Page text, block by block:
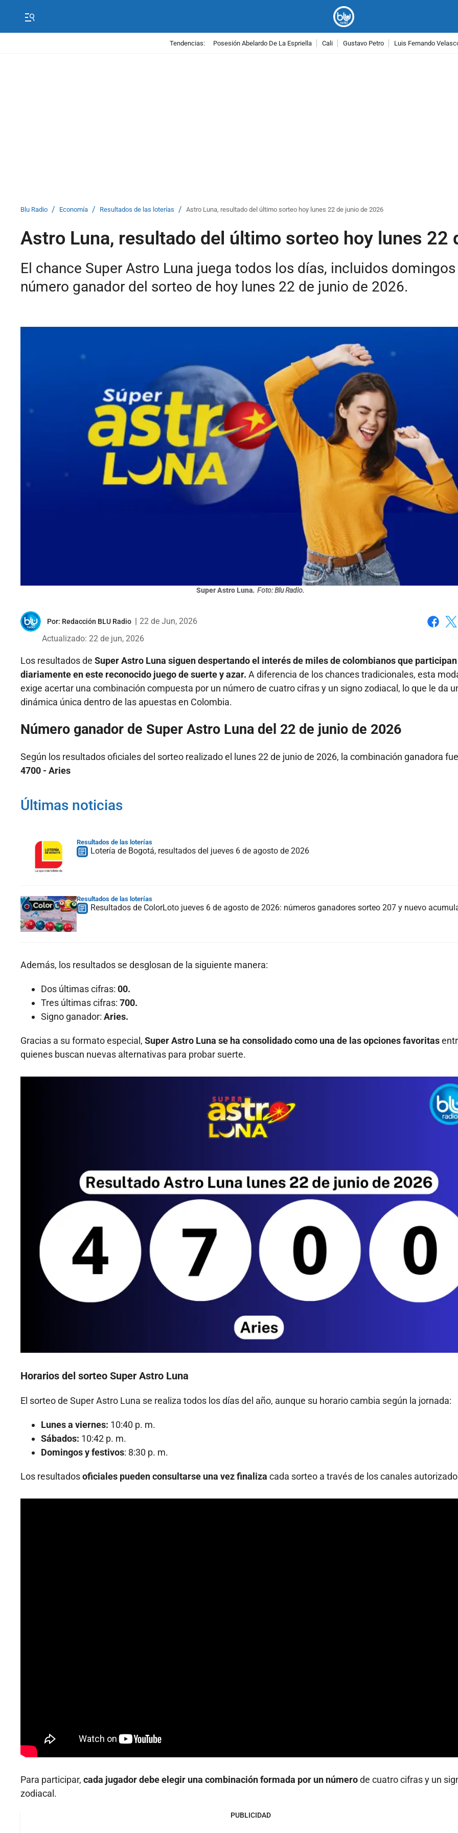
Tendencias: Posesión Abelardo De La Espriella Cali Gustavo Petro Luis Fernando
Blu Radio / Economía / Resultados de las loterías / Astro Luna, resultado del último sorteo hoy lunes 22 de junio de 2026
Astro Luna, resultado del último sorteo hoy lunes 22
El chance Super Astro Luna juega todos los días, incluidos
número ganador del sorteo de hoy lunes 22 de junio de 2026.
Super Astro Luna. Foto: Blu Radio.
Por: Redacción BLU Radio
22 de Jun, 2026
Actualizado: 22 de jun, 2026
Los resultados de Super Astro Luna siguen despertando el interés de miles de colombianos que participan
diariamente en este reconocido juego de suerte y azar. A diferencia de los chances tradicionales, esta
exige acertar una combinación compuesta por un número de cuatro cifras y un signo zodiacal, lo que le da
dinámica única dentro de las apuestas en Colombia.
Número ganador de Super Astro Luna del 22 de junio de 2026
Según los resultados oficiales del sorteo realizado el lunes 22 de junio de 2026, la combinación ganadora
4700 - Aries
Últimas noticias
Resultados de las loterías
Lotería de Bogotá, resultados del jueves 6 de agosto de 2026
Resultados de las loterías
Resultados de ColorLoto jueves 6 de agosto de 2026: números ganadores sorteo 207 y nuevo
Además, los resultados se desglosan de la siguiente manera:
Dos últimas cifras: 00.
Tres últimas cifras: 700.
Signo ganador: Aries.
Gracias a su formato especial, Super Astro Luna se ha consolidado como una de las opciones favoritas
quienes buscan nuevas alternativas para probar suerte.
Horarios del sorteo Super Astro Luna
El sorteo de Super Astro Luna se realiza todos los días del año, aunque su horario cambia según la jornada:
Lunes a viernes: 10:40 p. m.
Sábados: 10:42 p. m.
Domingos y festivos: 8:30 p. m.
Los resultadosoficiales pueden consultarse una vez finaliza cada sorteo a través de los canales
Para participar, cada jugador debe elegir una combinación formada por un númerode cuatro cifras y un
zodiacal.
PUBLICIDAD